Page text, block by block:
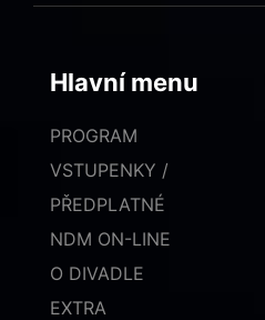
Hlavní menu
PROGRAM
VSTUPENKY /
PŘEDPLATNÉ
NDM ON-LINE
O DIVADLE
EXTRA